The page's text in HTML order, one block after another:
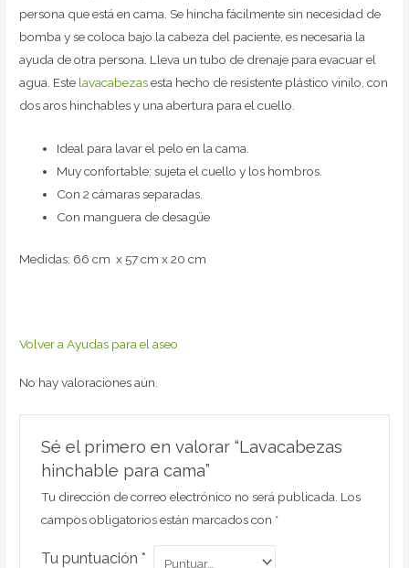
persona que está en cama. Se hincha fácilmente sin necesidad de
bomba y se coloca bajo la cabeza del paciente, es necesaria la
ayuda de otra persona. Lleva un tubo de drenaje para evacuar el
agua. Este lavacabezasesta hecho de resistente plástico vinilo, con
dos aros hinchables y una abertura para el cuello.
Ideal para lavar el pelo en la cama.
Muy confortable: sujeta el cuello y los hombros.
Con 2 cámaras separadas.
Con manguera de desagüe
Medidas: 66 cm x 57 cm x 20 cm
Volver a Ayudas para el aseo
No hay valoraciones aún.
Sé el primero en valorar “Lavacabezas
hinchable para cama”
Tu dirección de correo electrónico no será publicada. Los
campos obligatorios están marcados con *
Tu puntuación *